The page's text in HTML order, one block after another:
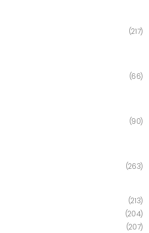
217
66
90
263
213
204
207